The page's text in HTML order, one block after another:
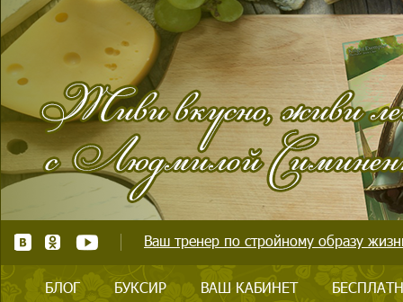
Ваш тренер по стройному образу
БЛОГ БУКСИР ВАШ КАБИНЕТ